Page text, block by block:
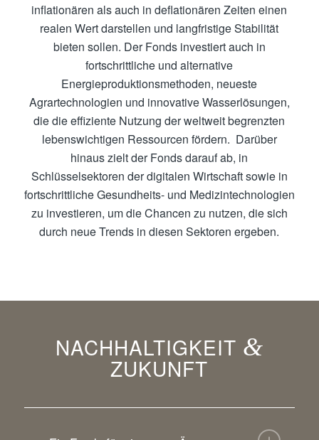
inflationären als auch in deflationären Zeiten einen
realen Wert darstellen und langfristige Stabilität
bieten sollen. Der Fonds investiert auch in
fortschrittliche und alternative
Energieproduktionsmethoden, neueste
Agrartechnologien und innovative Wasserlösungen,
die die effiziente Nutzung der weltweit begrenzten
lebenswichtigen Ressourcen fördern. Darüber
hinaus zielt der Fonds darauf ab, in
Schlüsselsektoren der digitalen Wirtschaft sowie in
fortschrittliche Gesundheits- und Medizintechnologien
zu investieren, um die Chancen zu nutzen, die sich
durch neue Trends in diesen Sektoren ergeben.
NACHHALTIGKEIT &
ZUKUNFT